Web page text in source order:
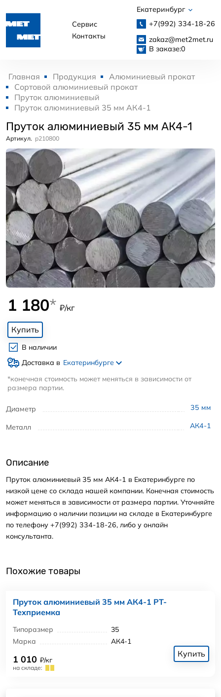
Сервис
Контакты
Екатеринбург
+7(992) 334-18-26
zakaz@met2met.ru
В заказе:0
Главная Продукция
Алюминиевый прокат
Сортовой алюминиевый прокат
Пруток алюминиевый
Пруток алюминиевый 35 мм АК4-1
Пруток алюминиевый 35 мм АК4-1
Артикул. p210800
Диаметр 35 мм
Металл АК4-1
1 180* ₽/кг
Купить
В наличии
Доставка в Екатеринбурге
*конечная стоимость может меняться в зависимости от
размера партии.
Описание
Пруток алюминиевый 35 мм АК4-1 в Екатеринбурге по
низкой цене со склада нашей компании. Конечная стоимость
может меняться в зависимости от размера партии. Уточняйте
информацию о наличии позиции на складе в Екатеринбурге
по телефону +7(992) 334-18-26, либо у онлайн
консультанта.
Похожие товары
Пруток алюминиевый 35 мм АК4-1 РТ-
Техприемка
Типоразмер
35
Марка
АК4-1
1 010 ₽/кг
на складе:
Купить